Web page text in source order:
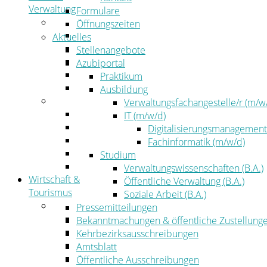
Verwaltung
Politik
Kreistag
Kreistagsinformationssystem
Bürgerinformationssystem
Wahlen
Leitbild
Der Landrat
Kommunalaufsicht
Zahlen, Daten, Fakten
Wirtschaft &
Tourismus
Wirtschaft
Wirtschaftsförderung
Gewerbeflächen und Unternehmen
Arbeitgeberservice
Mobilfunk & Breitband
Formulare
Öffnungszeiten
Aktuelles
Stellenangebote
Azubiportal
Praktikum
Ausbildung
Verwaltungsfachangestelle/r (m/
IT (m/w/d)
Fachinformatik (m/w/d)
Studium
Verwaltungswissenschaften (B.A.)
Öffentliche Verwaltung (B.A.)
Soziale Arbeit (B.A.)
Pressemitteilungen
Bekanntmachungen & öffentliche
Kehrbezirksausschreibungen
Amtsblatt
Öffentliche Ausschreibungen